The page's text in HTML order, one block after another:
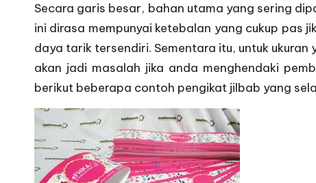
Secara garis besar, bahan utama yang sering
ini dirasa mempunyai ketebalan yang cukup pas
daya tarik tersendiri. Sementara itu, untuk
akan jadi masalah jika anda menghendaki
berikut beberapa contoh pengikat jilbab yang